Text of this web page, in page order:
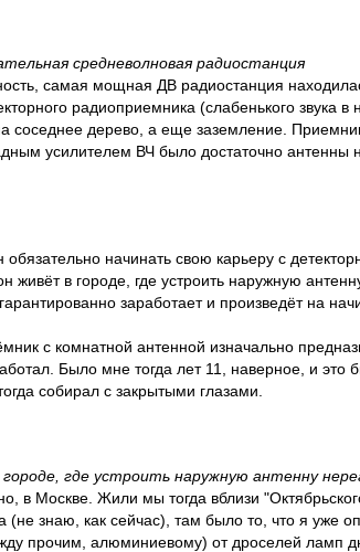
средневолновая радиостанция
самая мощная ДВ радиостанция
радиоприемника (слабенького звука в
соседнее дерево, а еще заземление.
усилителем ВЧ было достаточно антенны
начинать свою карьеру с
живёт в городе, где устроить наружную
заработает и произведёт на
с комнатной антенной изначально
Было мне тогда лет 11, наверное, и это
собирал с закрытыми глазами.
где устроить наружную антенну
в Москве. Жили мы тогда вблизи
знаю, как сейчас), там было то, что я уже
прочим, алюминиевому) от дроселей ламп